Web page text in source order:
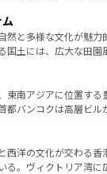
ほしい。
いと評判のスイーツな
が味わえる。 なお、新着の
しい。
に足を延ばせば四季折
そして、キムチや焼肉
まざまな韓国料理が待
包まれながら、韓国の
わってみてほしい。
してほしい。
然と多様な文化が魅
国土には、広大な田園
展と共に伝統が息づく
市のフランス統治時代
ている。また、バラエ
ォーやバインミー、ベ
味わいたい。どの地域
を迎えてくれるので、
東南アジアに位置する
都バンコクは高層ビル
交差している。北部で
と触れ合い、南部では
でリゾート気分を楽し
西洋の文化が交わる香
る。ヴィクトリア湾に